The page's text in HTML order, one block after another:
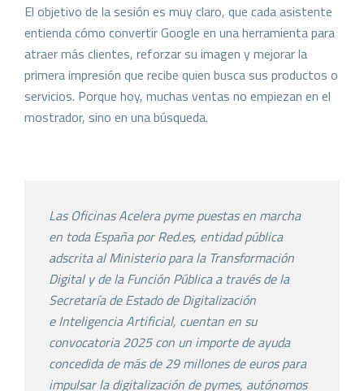
El objetivo de la sesión es muy claro, que cada asistente
entienda cómo convertir Google en una herramienta para
atraer más clientes, reforzar su imagen y mejorar la
primera impresión que recibe quien busca sus productos o
servicios. Porque hoy, muchas ventas no empiezan en el
mostrador, sino en una búsqueda.
Las Oficinas Acelera pyme puestas en marcha
en todaEspaña por Red.es, entidad pública
adscrita al Ministeriopara la Transformación
Digital y de la Función Pública a través de la
Secretaría de Estado de Digitalización
eInteligencia Artificial, cuentan en su
convocatoria 2025con un importe de ayuda
concedida de más de 29millones de euros para
impulsar la digitalización depymes, autónomos